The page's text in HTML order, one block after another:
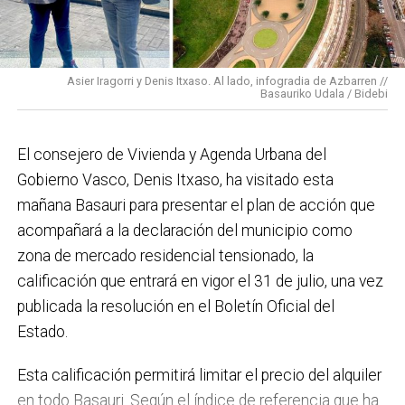
En cuanto a nuestras áreas, estos tres años han dado
para mucho. En Medio Ambiente destacaría el
impulso para la creación de huertos urbanos,la
elaboración del Plan General de Actuación Energética,
el Plan de Acción contra el Ruido y la instalación de
régimen de autoconsumo, que hacen de Basauri un
municipio más sostenible y preparado para el futuro.
En ese sentido, estamos trabajando en acciones de
clima y energía, entre las que destacan el diseño de
una red de refugios climáticos, junto con un Plan de
Actuación ante Episodios de Altas Temperaturas,
como las que recientemente hemos sufrido.
proyecto de lanueva haurreskola que se construirá en
Asier Iragorri y Denis Itxaso. Al lado, infogradia de Azbarren //
Basauriko Udala / Bidebi
El consejero de Vivienda y Agenda Urbana del
Gobierno Vasco, Denis Itxaso, ha visitado esta
mañana Basauri para presentar el plan de acción que
acompañará a la declaración del municipio como
zona de mercado residencial tensionado, la
calificación que entrará en vigor el 31 de julio, una vez
publicada la resolución en el Boletín Oficial del
Estado.
Esta calificación permitirá limitar el precio del alquiler
en todo Basauri. Según el índice de referencia que ha